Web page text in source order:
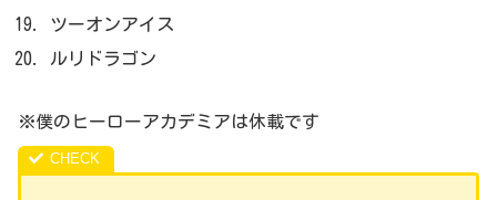
ツーオンアイス
ルリドラゴン
※僕のヒーローアカデミアは休載です